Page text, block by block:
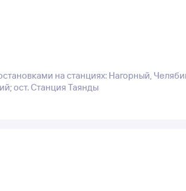
на станциях: Нагорный,
ост. Станция Таянды